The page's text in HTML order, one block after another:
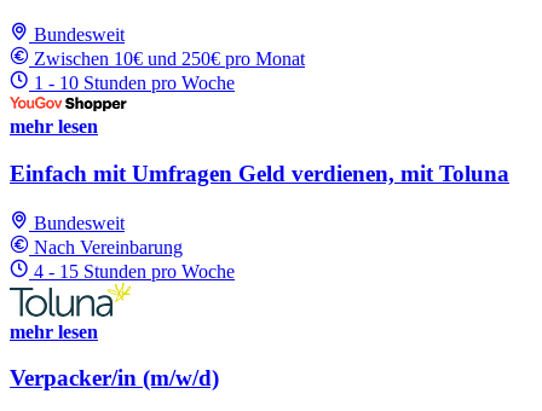
Bundesweit
Zwischen 10€ und 250€ pro Monat
1 - 10 Stunden pro Woche
mehr lesen
Einfach mit Umfragen Geld verdienen, mit Toluna
Bundesweit
Nach Vereinbarung
4 - 15 Stunden pro Woche
mehr lesen
Verpacker/in (m/w/d)